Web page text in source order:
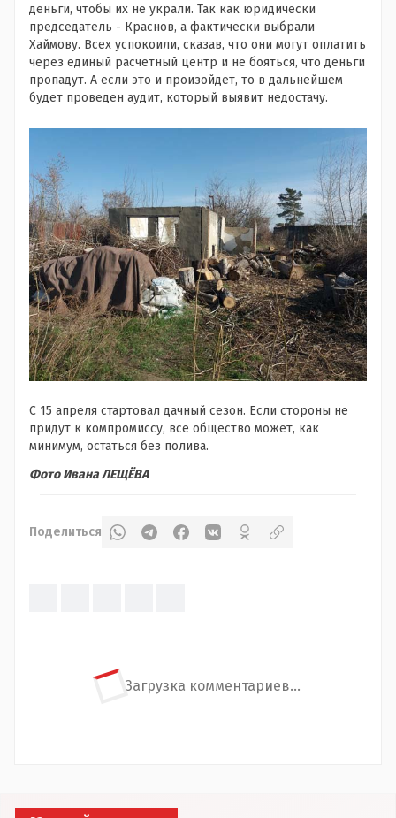
деньги, чтобы их не украли. Так как юридически
председатель - Краснов, а фактически выбрали
Хаймову. Всех успокоили, сказав, что они могут оплатить
через единый расчетный центр и не бояться, что деньги
пропадут. А если это и произойдет, то в дальнейшем
будет проведен аудит, который выявит недостачу.
С 15 апреля стартовал дачный сезон. Если стороны не
придут к компромиссу, все общество может, как
минимум, остаться без полива.
Фото Ивана ЛЕЩЁВА
Поделиться
Загрузка комментариев...